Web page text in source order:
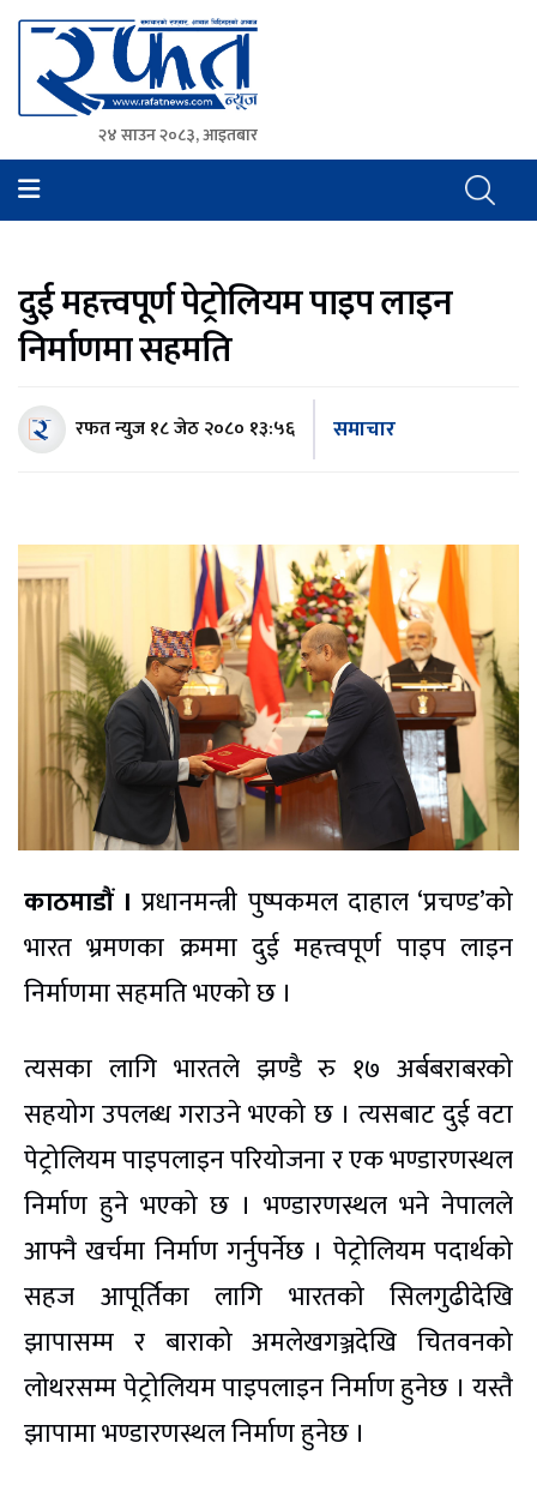
Rafat News
समाचारको रफ्तार, आवाज बिहिनहरुको आवाज
२४ साउन २०८३, आइतबार
दुई महत्त्वपूर्ण पेट्रोलियम पाइप लाइन
निर्माणमा सहमति
रफत न्युज१८ जेठ २०८० १३:५६ समाचार
काठमाडौं । प्रधानमन्त्री पुष्पकमल दाहाल ‘प्रचण्ड’को
भारत भ्रमणका क्रममा दुई महत्त्वपूर्ण पाइप लाइन
निर्माणमा सहमति भएको छ ।
त्यसका लागि भारतले झण्डै रु १७ अर्बबराबरको
सहयोग उपलब्ध गराउने भएको छ । त्यसबाट दुई वटा
पेट्रोलियम पाइपलाइन परियोजना र एक भण्डारणस्थल
निर्माण हुने भएको छ । भण्डारणस्थल भने नेपालले
आफ्नै खर्चमा निर्माण गर्नुपर्नेछ । पेट्रोलियम पदार्थको
सहज आपूर्तिका लागि भारतको सिलगुढीदेखि
झापासम्म र बाराको अमलेखगञ्जदेखि चितवनको
लोथरसम्म पेट्रोलियम पाइपलाइन निर्माण हुनेछ । यस्तै
झापामा भण्डारणस्थल निर्माण हुनेछ ।